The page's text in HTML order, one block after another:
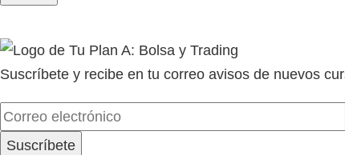
Suscríbete y recibe en tu correo avisos de nuevos